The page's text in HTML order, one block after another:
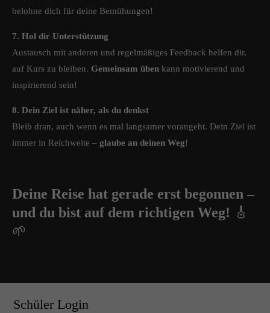
belohne dich für deine Bemühungen!
7. Hol dir Unterstützung
Austausch mit anderen und regelmäßiges Feedback helfen dir,
auf Kurs zu bleiben. Gemeinsam üben kann motivierend und
inspirierend sein!
8. Dein Ziel ist näher, als du denkst
Bleib dran, auch wenn es mal langsamer vorangeht. Dein Ziel ist
immer in Reichweite – glaube an deinen Weg!
Deine Reise hat gerade erst begonnen –
und du bist auf dem richtigen Weg! 🎸
🌱
Schüler Login